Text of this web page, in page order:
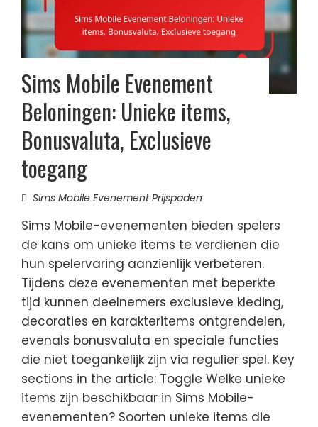
Sims Mobile Evenement
Beloningen: Unieke items,
Bonusvaluta, Exclusieve
toegang
Sims Mobile Evenement Prijspaden
Sims Mobile-evenementen bieden spelers
de kans om unieke items te verdienen die
hun spelervaring aanzienlijk verbeteren.
Tijdens deze evenementen met beperkte
tijd kunnen deelnemers exclusieve kleding,
decoraties en karakteritems ontgrendelen,
evenals bonusvaluta en speciale functies
die niet toegankelijk zijn via regulier spel. Key
sections in the article: Toggle Welke unieke
items zijn beschikbaar in Sims Mobile-
evenementen? Soorten unieke items die